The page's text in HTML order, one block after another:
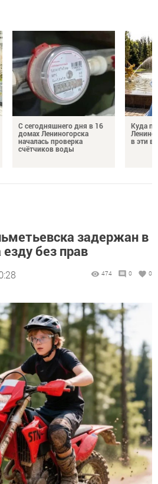
С сегодняшнего дня в 16
домах Лениногорска
началась проверка
счётчиков воды
Куда
в эти
задержан в
без прав
474 0 0